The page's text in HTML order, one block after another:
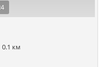
0.1 км